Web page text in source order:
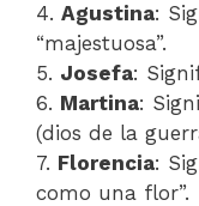
4. Agustina:
“majestuosa”.
5. Josefa:
6. Martina:
(dios de la
7. Florencia:
como una flor”.